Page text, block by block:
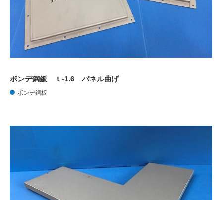
ボンデ鋼鈑 ｔ-1.6 パネル曲げ
ボンデ鋼板